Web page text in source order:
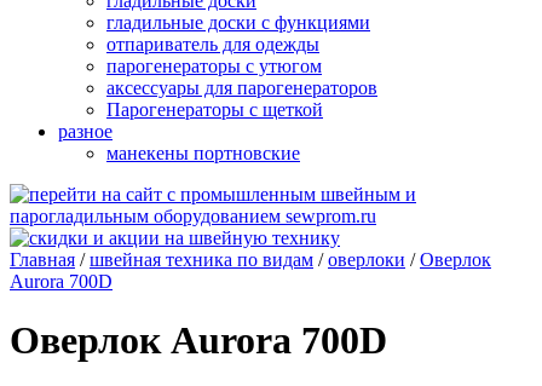
гладильные доски с функциями
отпариватель для одежды
парогенераторы с утюгом
аксессуары для парогенераторов
Парогенераторы с щеткой
разное
манекены портновские
Главная /швейная техника по видам /оверлоки /Оверлок
Aurora 700D
Оверлок Aurora 700D